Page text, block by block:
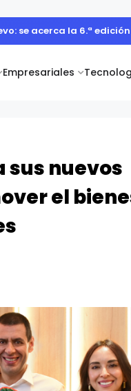
Empresariales
se acerca la 6.ª
nuevos
el